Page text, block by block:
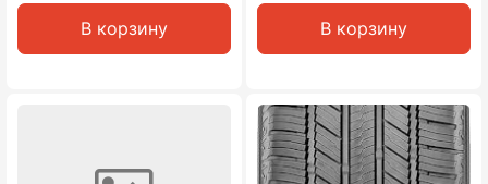
В корзину В корзину